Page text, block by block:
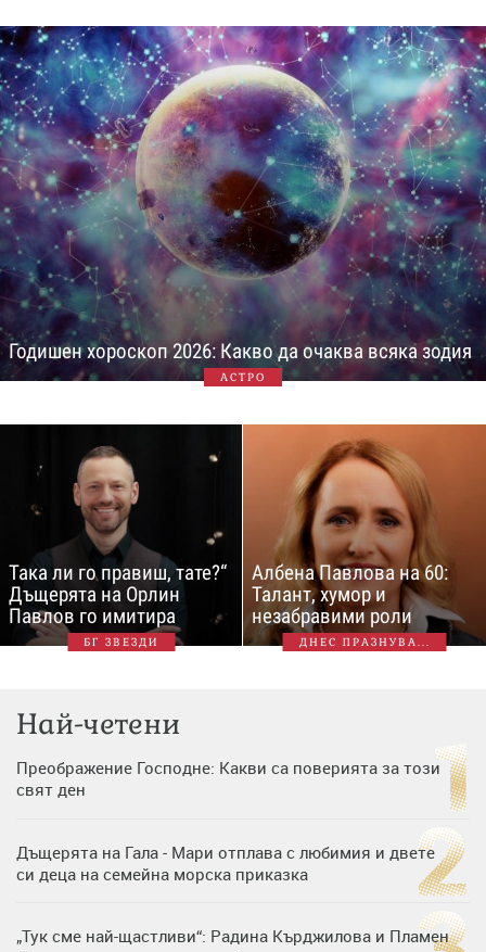
Годишен хороскоп 2026: Какво да очаква всяка зодия
АСТРО
Така ли го правиш, тате?“
Дъщерята на Орлин
Павлов го имитира
БГ ЗВЕЗДИ
Албена Павлова на 60:
Талант, хумор и
незабравими роли
ДНЕС ПРАЗНУВА...
Най-четени
Преображение Господне: Какви са поверията за този
свят ден
Дъщерята на Гала - Мари отплава с любимия и двете
си деца на семейна морска приказка
„Тук сме най-щастливи“: Радина Кърджилова и Пламен